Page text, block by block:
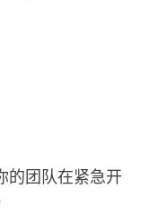
的团队在紧急开